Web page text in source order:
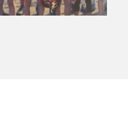
moduari
alda edo ken dezakezu
teknologiaz